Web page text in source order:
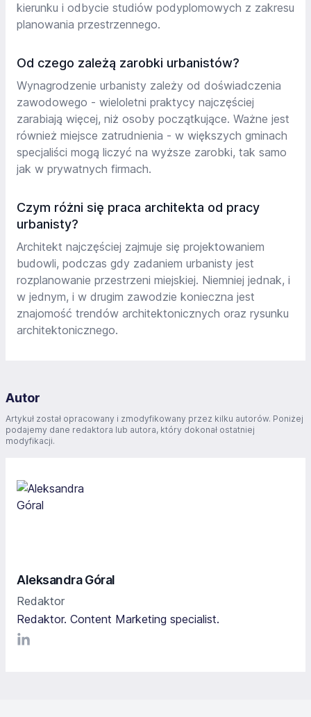
kierunku i odbycie studiów podyplomowych z zakresu
planowania przestrzennego.
Od czego zależą zarobki urbanistów?
Wynagrodzenie urbanisty zależy od doświadczenia
zawodowego - wieloletni praktycy najczęściej
zarabiają więcej, niż osoby początkujące. Ważne jest
również miejsce zatrudnienia - w większych gminach
specjaliści mogą liczyć na wyższe zarobki, tak samo
jak w prywatnych firmach.
Czym różni się praca architekta od pracy
urbanisty?
Architekt najczęściej zajmuje się projektowaniem
budowli, podczas gdy zadaniem urbanisty jest
rozplanowanie przestrzeni miejskiej. Niemniej jednak, i
w jednym, i w drugim zawodzie konieczna jest
znajomość trendów architektonicznych oraz rysunku
architektonicznego.
Autor
Artykuł został opracowany i zmodyfikowany przez kilku autorów. Poniżej
podajemy dane redaktora lub autora, który dokonał ostatniej
modyfikacji.
Aleksandra Góral
Redaktor
Redaktor. Content Marketing specialist.
LinkediIn